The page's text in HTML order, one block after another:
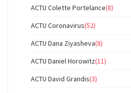
ACTU Colette Portelance(8)
ACTU Coronavirus(52)
ACTU Dana Ziyasheva(8)
ACTU Daniel Horowitz(11)
ACTU David Grandis(3)